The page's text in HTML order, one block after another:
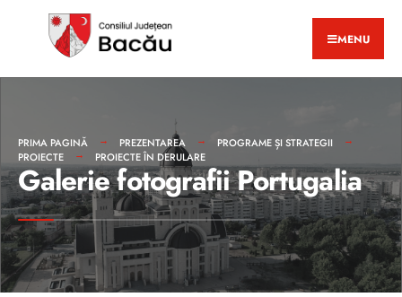
MENU
PRIMA PAGINĂ PREZENTAREA
PROGRAME ȘI STRATEGII
PROIECTE
PROIECTE ÎN DERULARE
Galerie fotografii Portugalia